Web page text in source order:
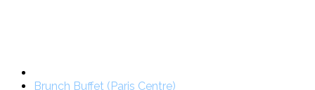
Brunch Buffet (Paris Centre)